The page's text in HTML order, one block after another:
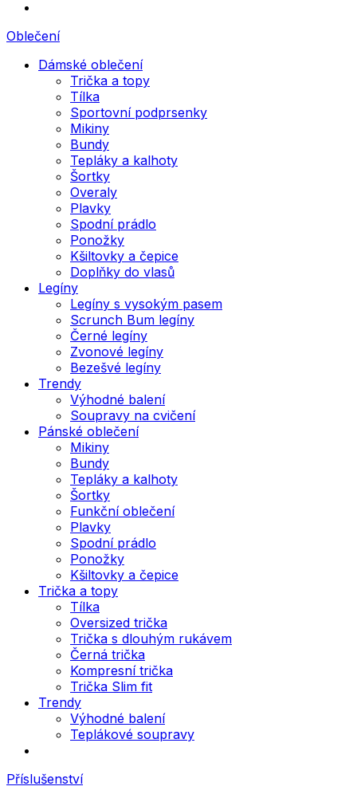
Oblečení
Dámské oblečení
Trička a topy
Tílka
Sportovní podprsenky
Mikiny
Bundy
Tepláky a kalhoty
Šortky
Overaly
Plavky
Spodní prádlo
Ponožky
Kšiltovky a čepice
Doplňky do vlasů
Legíny
Legíny s vysokým pasem
Scrunch Bum legíny
Černé legíny
Zvonové legíny
Bezešvé legíny
Trendy
Výhodné balení
Soupravy na cvičení
Pánské oblečení
Mikiny
Bundy
Tepláky a kalhoty
Šortky
Funkční oblečení
Plavky
Spodní prádlo
Ponožky
Kšiltovky a čepice
Trička a topy
Tílka
Oversized trička
Trička s dlouhým rukávem
Černá trička
Kompresní trička
Trička Slim fit
Trendy
Výhodné balení
Teplákové soupravy
Příslušenství